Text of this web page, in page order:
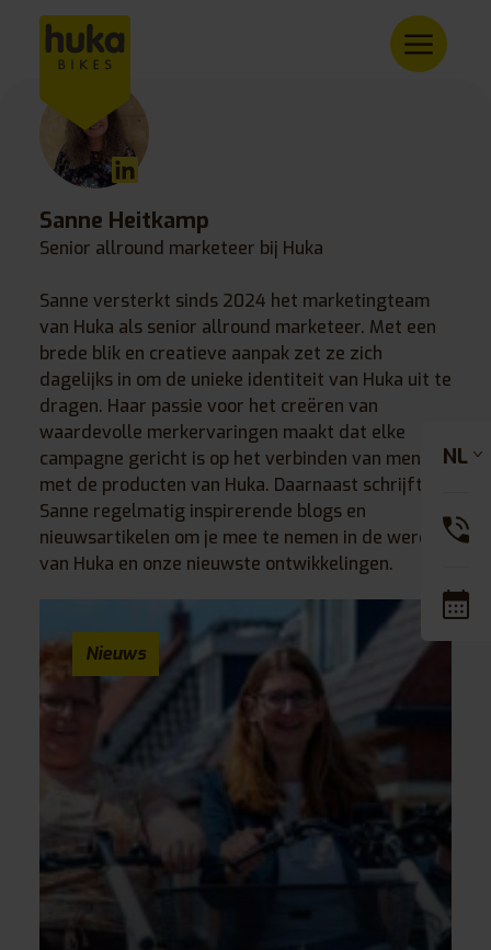
Sanne Heitkamp
Senior allround marketeer bij Huka
Sanne versterkt sinds 2024 het marketingteam
van Huka als senior allround marketeer. Met een
brede blik en creatieve aanpak zet ze zich
dagelijks in om de unieke identiteit van Huka uit te
dragen. Haar passie voor het creëren van
waardevolle merkervaringen maakt dat elke
campagne gericht is op het verbinden van mensen
met de producten van Huka. Daarnaast schrijft
Sanne regelmatig inspirerende blogs en
nieuwsartikelen om je mee te nemen in de wereld
van Huka en onze nieuwste ontwikkelingen.
Nieuws
NL